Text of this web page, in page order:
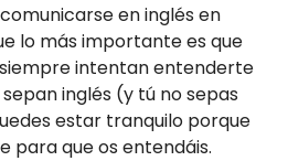
en inglés en
lo más importante es que
intentan entenderte
inglés (y tú no sepas
estar tranquilo porque
para que os entendáis.